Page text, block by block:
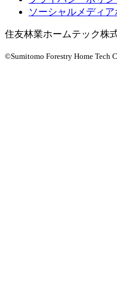
ソーシャルメディア
住友林業ホームテック株
©Sumitomo Forestry Home Tech